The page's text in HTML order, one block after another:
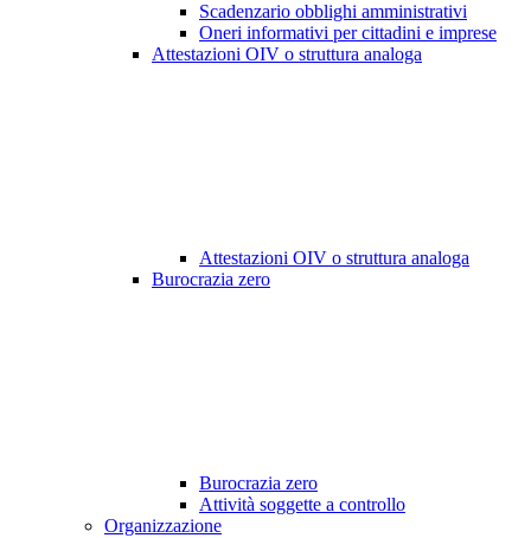
Scadenzario obblighi amministrativi
Oneri informativi per cittadini e imprese
Attestazioni OIV o struttura analoga
Attestazioni OIV o struttura analoga
Burocrazia zero
Burocrazia zero
Attività soggette a controllo
Organizzazione